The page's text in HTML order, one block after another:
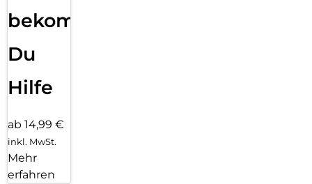
bekommst
Du
Hilfe
ab 14,99 €
inkl. MwSt.
Mehr
erfahren